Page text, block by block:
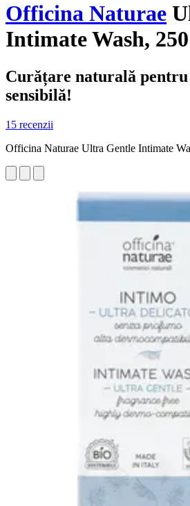
Officina Naturae
Intimate Wash,
Curățare naturală pentru
sensibilă!
15 recenzii
Officina Naturae Ultra Gentle Intimate